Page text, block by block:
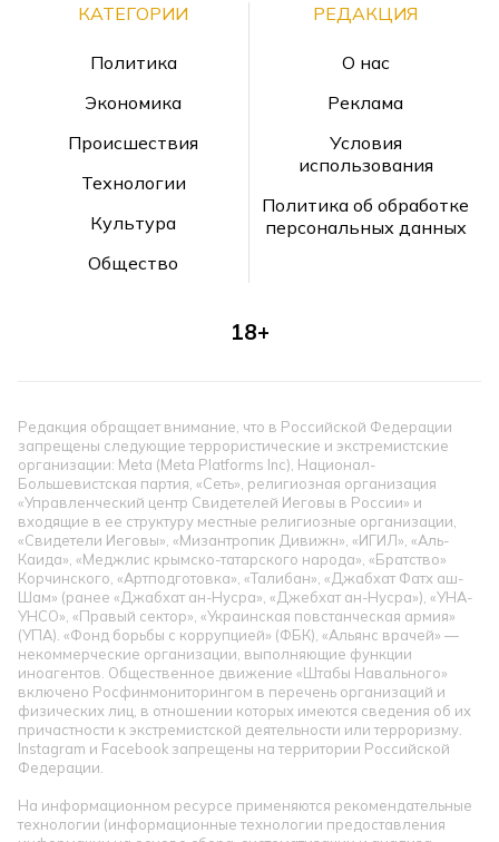
КАТЕГОРИИ
Политика
Экономика
Происшествия
Технологии
Культура
Общество
РЕДАКЦИЯ
О нас
Реклама
Условия
использования
Политика об обработке
персональных данных
18+
Редакция обращает внимание, что в Российской Федерации
запрещены следующие террористические и экстремистские
организации: Meta (Meta Platforms Inc), Национал-
Большевистская партия, «Сеть», религиозная организация
«Управленческий центр Свидетелей Иеговы в России» и
входящие в ее структуру местные религиозные организации,
«Свидетели Иеговы», «Мизантропик Дивижн», «ИГИЛ», «Аль-
Каида», «Меджлис крымско-татарского народа», «Братство»
Корчинского, «Артподготовка», «Талибан», «Джабхат Фатх аш-
Шам» (ранее «Джабхат ан-Нусра», «Джебхат ан-Нусра»), «УНА-
УНСО», «Правый сектор», «Украинская повстанческая армия»
(УПА). «Фонд борьбы с коррупцией» (ФБК), «Альянс врачей» —
некоммерческие организации, выполняющие функции
иноагентов. Общественное движение «Штабы Навального»
включено Росфинмониторингом в перечень организаций и
физических лиц, в отношении которых имеются сведения об их
причастности к экстремистской деятельности или терроризму.
Instagram и Facebook запрещены на территории Российской
Федерации.
На информационном ресурсе применяются рекомендательные
технологии (информационные технологии предоставления